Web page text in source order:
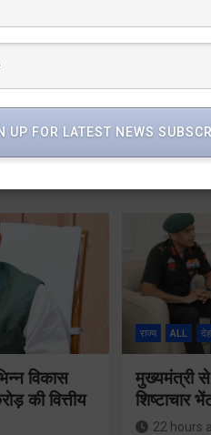
विकास
की वित्तीय
राज्य ALL
मुख्यमंत्री
शिष्टाचार
22 hours
UP FOR LATEST NEWS